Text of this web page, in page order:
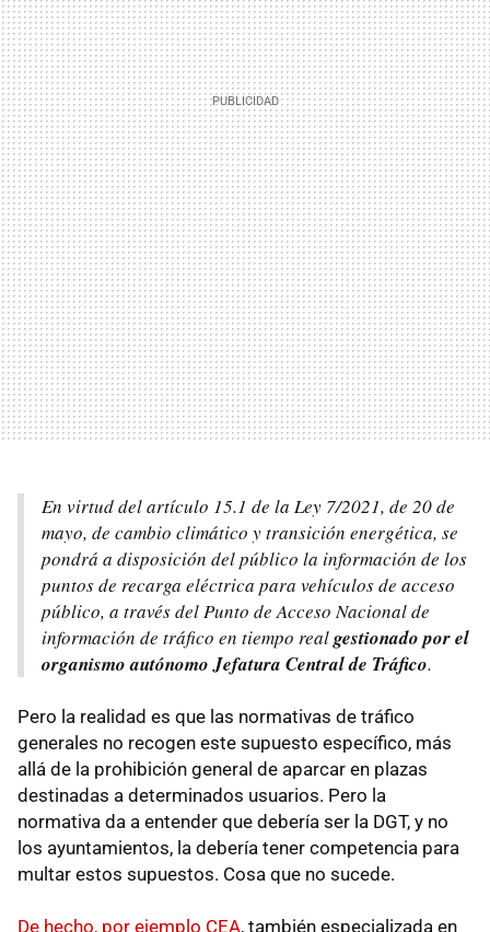
En virtud del artículo 15.1 de la Ley 7/2021, de 20 de
mayo, de cambio climático y transición energética, se
pondrá a disposición del público la información de los
puntos de recarga eléctrica para vehículos de acceso
público, a través del Punto de Acceso Nacional de
información de tráfico en tiempo realgestionado por el
organismo autónomo Jefatura Central de Tráfico.
Pero la realidad es que las normativas de tráfico
generales no recogen este supuesto específico, más
allá de la prohibición general de aparcar en plazas
destinadas a determinados usuarios. Pero la
normativa da a entender que debería ser la DGT, y no
los ayuntamientos, la debería tener competencia para
multar estos supuestos. Cosa que no sucede.
De hecho, por ejemplo CEA, también especializada en